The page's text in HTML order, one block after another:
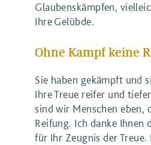
Glaubenskämpfen,
Ihre Gelübde.
Ohne Kampf keine
Sie haben gekämpft und
Ihre Treue reifer und
sind wir Menschen eben,
Reifung. Ich danke Ihnen
für Ihr Zeugnis der Treue.